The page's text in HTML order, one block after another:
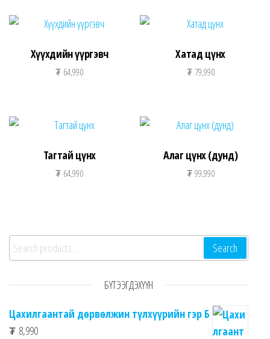
Хүүхдийн үүргэвч
₮ 64,990
Хатад цүнх
₮79,990
Тагтай цүнх
₮ 64,990
Алаг цүнх (дунд)
₮99,990
Search for: Search
БҮТЭЭГДЭХҮҮН
Цахилгаантай дөрвөлжин түлхүүрийн гэр Б
₮ 8,990